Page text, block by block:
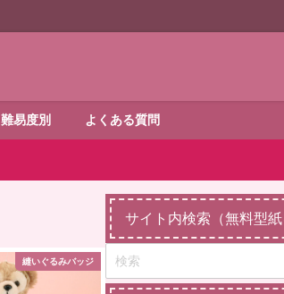
難易度別 よくある質問
縫いぐるみバッジ
サイト内検索（無料型紙